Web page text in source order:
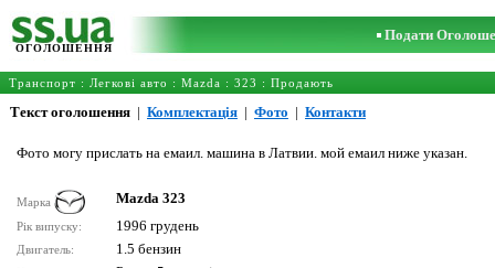
ОГОЛОШЕННЯ
Подати
Транспорт : Легкові авто : Mazda : 323 : Продають
Текст оголошення | Комплектація | Фото | Контакти
Фото могу прислать на емаил. машина в Латвии. мой емаил ниже указан.
Марка Mazda 323
Рік випуску: 1996 грудень
Двигатель: 1.5 бензин